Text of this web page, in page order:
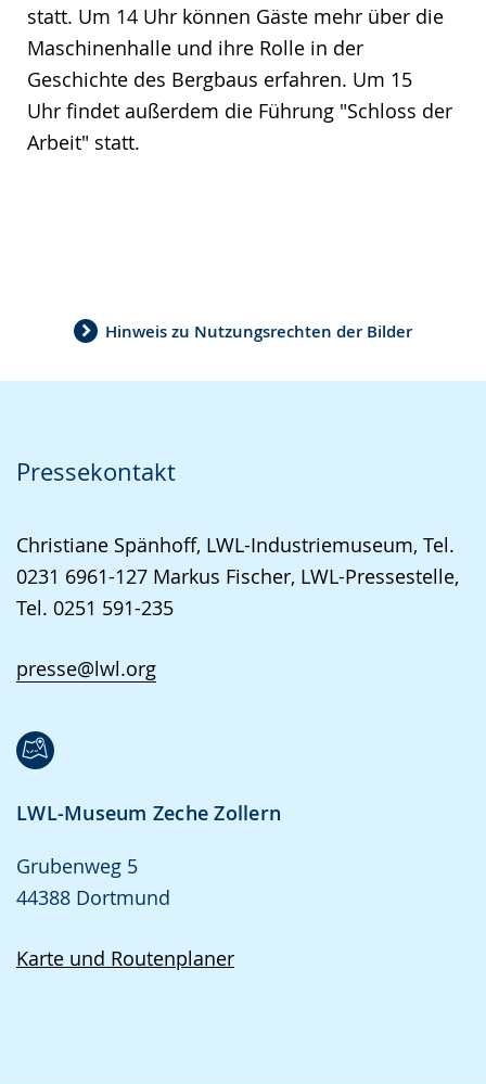
statt. Um 14 Uhr können Gäste mehr über die
Maschinenhalle und ihre Rolle in der
Geschichte des Bergbaus erfahren. Um 15
Uhr findet außerdem die Führung "Schloss der
Arbeit" statt.
Hinweis zu Nutzungsrechten der Bilder
Pressekontakt
Christiane Spänhoff, LWL-Industriemuseum, Tel.
0231 6961-127 Markus Fischer, LWL-Pressestelle,
Tel. 0251 591-235
presse@lwl.org
LWL-Museum Zeche Zollern
Grubenweg 5
44388 Dortmund
Karte und Routenplaner